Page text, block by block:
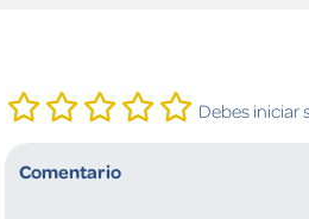
Debes iniciar